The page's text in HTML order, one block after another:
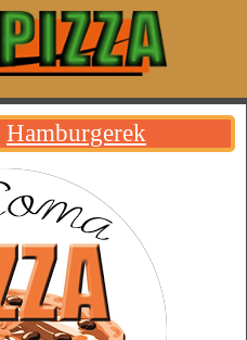
Hamburgerek